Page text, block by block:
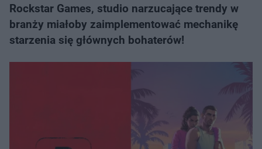
Rockstar Games, studio narzucające trendy w
branży miałoby zaimplementować mechanikę
starzenia się głównych bohaterów!